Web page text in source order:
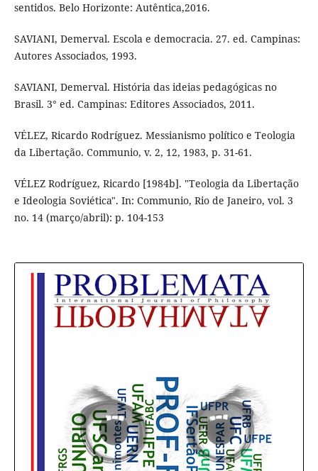
sentidos. Belo Horizonte: Autêntica,2016.
SAVIANI, Demerval. Escola e democracia. 27. ed. Campinas:
Autores Associados, 1993.
SAVIANI, Demerval. História das ideias pedagógicas no
Brasil. 3° ed. Campinas: Editores Associados, 2011.
VÉLEZ, Ricardo Rodríguez. Messianismo político e Teologia
da Libertação. Communio, v. 2, 12, 1983, p. 31-61.
VÉLEZ Rodríguez, Ricardo [1984b]. "Teologia da Libertação
e Ideologia Soviética". In: Communio, Rio de Janeiro, vol. 3
no. 14 (março/abril): p. 104-153